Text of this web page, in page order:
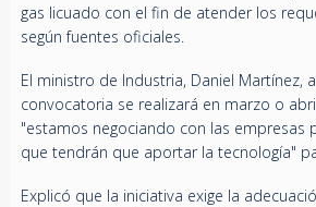
gas licuado con el fin de atender los
según fuentes oficiales.
El ministro de Industria, Daniel Martínez,
convocatoria se realizará en marzo o
"estamos negociando con las empresas
que tendrán que aportar la tecnología"
Explicó que la iniciativa exige la